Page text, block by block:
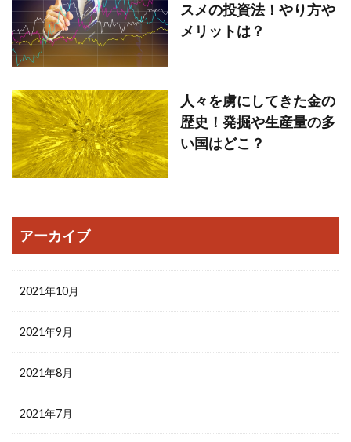
スメの投資法！やり方や
メリットは？
人々を虜にしてきた金の
歴史！発掘や生産量の多
い国はどこ？
アーカイブ
2021年10月
2021年9月
2021年8月
2021年7月